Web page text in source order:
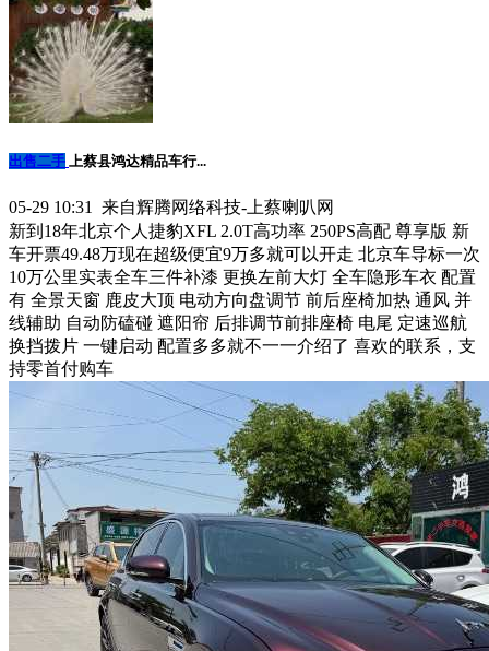
出售二手 上蔡县鸿达精品车行...
05-29 10:31 来自辉腾网络科技-上蔡喇叭网
新到18年北京个人捷豹XFL 2.0T高功率 250PS高配 尊享版 新
车开票49.48万现在超级便宜9万多就可以开走 北京车导标一次
10万公里实表全车三件补漆 更换左前大灯 全车隐形车衣 配置
有 全景天窗 鹿皮大顶 电动方向盘调节 前后座椅加热 通风 并
线辅助 自动防磕碰 遮阳帘 后排调节前排座椅 电尾 定速巡航
换挡拨片 一键启动 配置多多就不一一介绍了 喜欢的联系，支
持零首付购车